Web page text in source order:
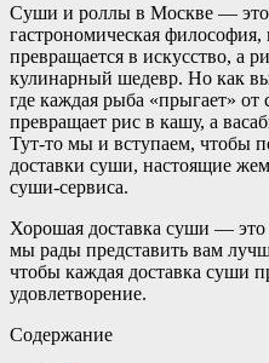
Суши и роллы в Москве — это
гастрономическая
превращается в искусство, а
кулинарный шедевр. Но как
где каждая рыба «прыгает» от
превращает рис в кашу, а
Тут-то мы и вступаем, чтобы
доставки суши, настоящие
суши-сервиса.
Хорошая доставка суши — это
мы рады представить вам
чтобы каждая доставка суши
удовлетворение.
Содержание